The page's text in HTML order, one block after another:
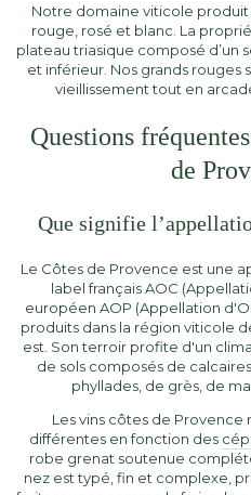
Notre domaine viticole
rouge, rosé et blanc. La
plateau triasique composé d’un
et inférieur. Nos grands rouges
vieillissement tout en
Questions
de
Que signifie
Le Côtes de Provence est une
label français AOC
européen AOP (Appellation
produits dans la région viticole
est. Son terroir profite d'un
de sols composés de
phyllades, de grès, de
Les vins côtes de
différentes en fonction des
robe grenat soutenue
nez est typé, fin et complexe,